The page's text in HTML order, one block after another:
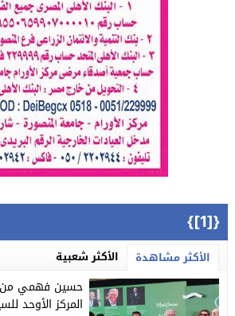
{[1]}
الأكثر مشاهدة الأكثر شعبية
حسين فهمي من
المركز الأوحد